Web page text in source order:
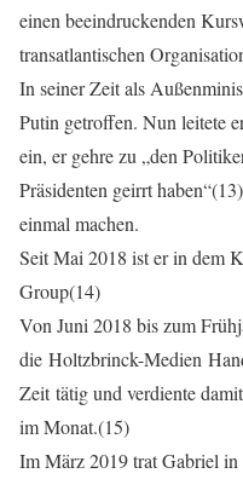
einen beeindruckenden
transatlantischen
In seiner Zeit als
Putin getroffen. Nun leitete
ein, er gehre zu „den
Präsidenten geirrt
einmal machen.
Seit Mai 2018 ist er in dem
Group(14)
Von Juni 2018 bis zum
die Holtzbrinck-Medien
Zeit tätig und verdiente
im Monat.(15)
Im März 2019 trat Gabriel